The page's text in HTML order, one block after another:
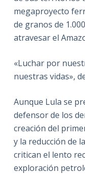
megaproyecto
de granos de
atravesar el
«Luchar por
nuestras vidas»,
Aunque Lula se
defensor de los
creación del
y la reducción de
critican el lento
exploración